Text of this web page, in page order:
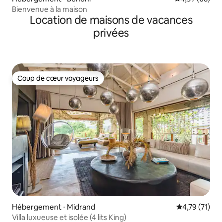
Bienvenue à la maison
Location de maisons de vacances
privées
Coup de cœur voyageurs
Coup de cœur voyageurs
Hébergement ⋅ Midrand Évaluation
4,79 (71)
Villa luxueuse et isolée (4 lits King)